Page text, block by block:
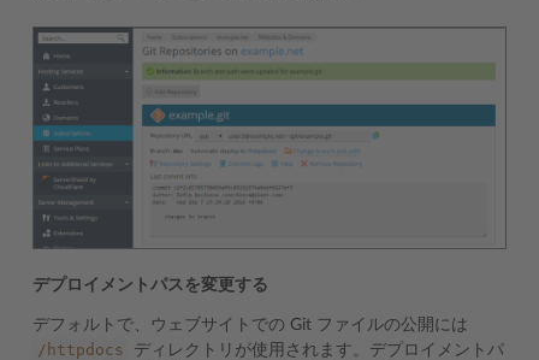
デプロイメントパスを変更する
デフォルトで、ウェブサイトでの Git ファイルの公開には
/httpdocs
ディレクトリが使用されます。デプロイメントパ